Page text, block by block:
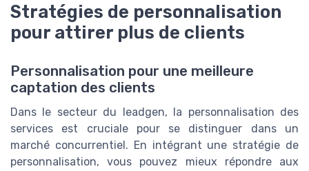
Stratégies de personnalisation
pour attirer plus de clients
Personnalisation pour une meilleure
captation des clients
Dans le secteur du leadgen, la personnalisation des
services est cruciale pour se distinguer dans un
marché concurrentiel. En intégrant une stratégie de
personnalisation, vous pouvez mieux répondre aux